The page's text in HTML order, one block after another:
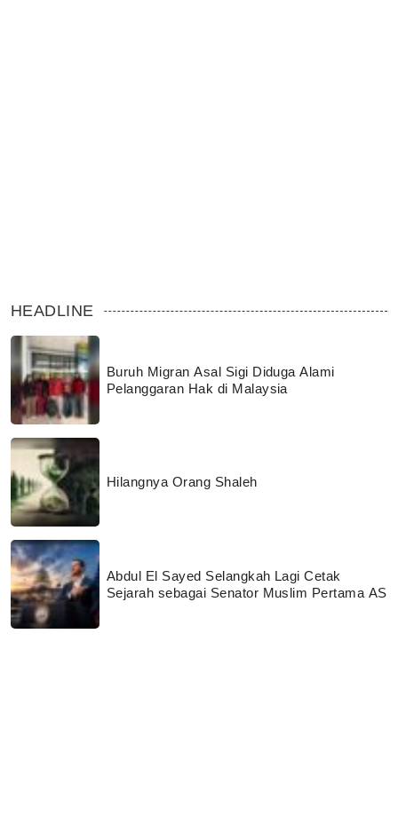
HEADLINE
Buruh Migran Asal Sigi Diduga Alami
Pelanggaran Hak di Malaysia
Hilangnya Orang Shaleh
Abdul El Sayed Selangkah Lagi Cetak
Sejarah sebagai Senator Muslim Pertama AS